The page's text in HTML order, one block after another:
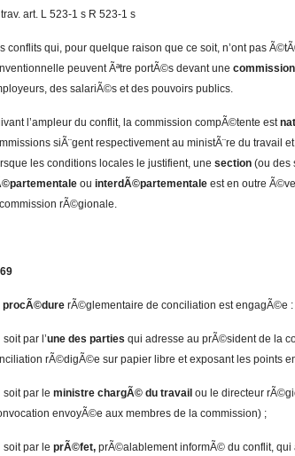
art. L 523-1 s R 523-1 s
conflits qui, pour quelque raison que ce soit, n’ont pas
peuvent Ãªtre portÃ©s devant une commission
des salariÃ©s et des pouvoirs publics.
l’ampleur du conflit, la commission compÃ©tente est
siÃ¨gent respectivement au ministÃ¨re du travail
les conditions locales le justifient, une section (ou des
ou interdÃ©partementale est en outre
rÃ©gionale.
procÃ©dure rÃ©glementaire de conciliation est engagÃ©e :
par l’une des parties qui adresse au prÃ©sident de la
rÃ©digÃ©e sur papier libre et exposant les points
par le ministre chargÃ© du travail ou le directeur
envoyÃ©e aux membres de la commission) ;
par le prÃ©fet, prÃ©alablement informÃ© du conflit,